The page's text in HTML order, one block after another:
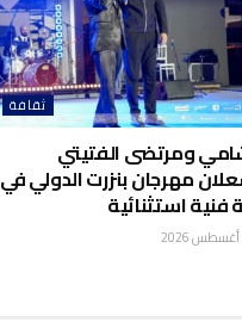
ثقافة
ومرتضى الفتيتي
مهرجان بنزرت الدولي في
فنية استثنائية